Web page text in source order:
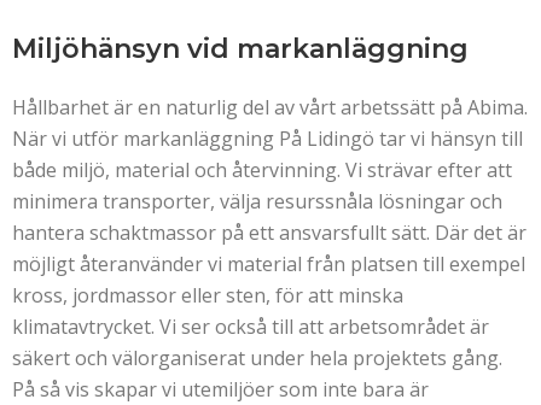
Miljöhänsyn vid markanläggning
Hållbarhet är en naturlig del av vårt arbetssätt på Abima.
När vi utför markanläggning På Lidingö tar vi hänsyn till
både miljö, material och återvinning. Vi strävar efter att
minimera transporter, välja resurssnåla lösningar och
hantera schaktmassor på ett ansvarsfullt sätt. Där det är
möjligt återanvänder vi material från platsen till exempel
kross, jordmassor eller sten, för att minska
klimatavtrycket. Vi ser också till att arbetsområdet är
säkert och välorganiserat under hela projektets gång.
På så vis skapar vi utemiljöer som inte bara är